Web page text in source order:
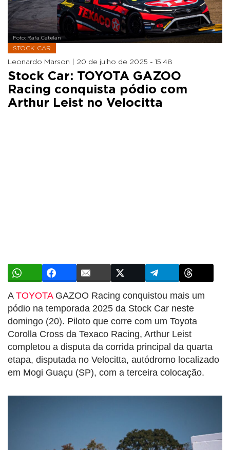
Foto: Rafa Catelan
STOCK CAR
Leonardo Marson | 20 de julho de 2025 - 15:48
Stock Car: TOYOTA GAZOO
Racing conquista pódio com
Arthur Leist no Velocitta
A TOYOTAGAZOO Racing conquistou mais um
pódio na temporada 2025 da Stock Car neste
domingo (20). Piloto que corre com um Toyota
Corolla Cross da Texaco Racing, Arthur Leist
completou a disputa da corrida principal da quarta
etapa, disputada no Velocitta, autódromo localizado
em Mogi Guaçu (SP), com a terceira colocação.